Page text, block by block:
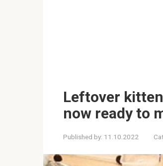
Leftover
now ready to
Published by: 11.10.2022